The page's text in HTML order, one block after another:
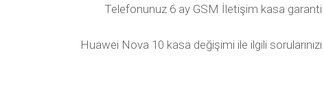
Telefonunuz 6 ay GSM İletişim kasa garanti
Huawei Nova 10 kasa değişimi ile ilgili